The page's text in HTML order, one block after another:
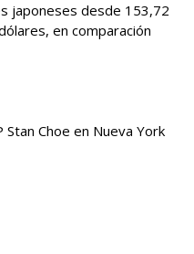
japoneses desde 153,72
en comparación
Choe en Nueva York